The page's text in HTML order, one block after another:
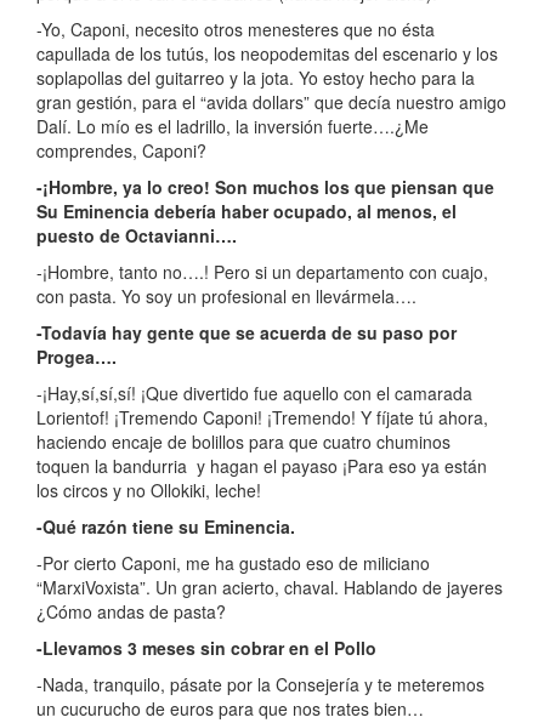
-Yo, Caponi, necesito otros menesteres que no ésta
capullada de los tutús, los neopodemitas del escenario y los
soplapollas del guitarreo y la jota. Yo estoy hecho para la
gran gestión, para el “avida dollars” que decía nuestro amigo
Dalí. Lo mío es el ladrillo, la inversión fuerte….¿Me
comprendes, Caponi?
-¡Hombre, ya lo creo! Son muchos los que piensan que
Su Eminencia debería haber ocupado, al menos, el
puesto de Octavianni….
-¡Hombre, tanto no….! Pero si un departamento con cuajo,
con pasta. Yo soy un profesional en llevármela….
-Todavía hay gente que se acuerda de su paso por
Progea….
-¡Hay,sí,sí,sí! ¡Que divertido fue aquello con el camarada
Lorientof! ¡Tremendo Caponi! ¡Tremendo! Y fíjate tú ahora,
haciendo encaje de bolillos para que cuatro chuminos
toquen la bandurria y hagan el payaso ¡Para eso ya están
los circos y no Ollokiki, leche!
-Qué razón tiene su Eminencia.
-Por cierto Caponi, me ha gustado eso de miliciano
“MarxiVoxista”. Un gran acierto, chaval. Hablando de jayeres
¿Cómo andas de pasta?
-Llevamos 3 meses sin cobrar en el Pollo
-Nada, tranquilo, pásate por la Consejería y te meteremos
un cucurucho de euros para que nos trates bien…